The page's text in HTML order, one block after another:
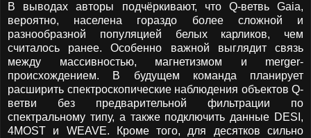
В выводах авторы подчёркивают, что Q-ветвь Gaia,
вероятно, населена гораздо более сложной и
разнообразной популяцией белых карликов, чем
считалось ранее. Особенно важной выглядит связь
между массивностью, магнетизмом и merger-
происхождением. В будущем команда планирует
расширить спектроскопические наблюдения объектов Q-
ветви без предварительной фильтрации по
спектральному типу, а также подключить данные DESI,
4MOST и WEAVE. Кроме того, для десятков сильно